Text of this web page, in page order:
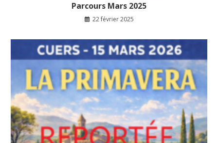
Parcours Mars 2025
22 février 2025